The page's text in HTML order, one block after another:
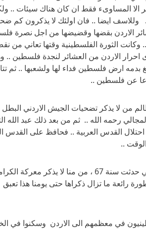
الا المساوىء فقط ان كان هناك سيئات ..
وللاسف ايضا .. فان اولئك لا يذكرون كم
الاردن بقضها وقضيضها من اجل نصرة
وكانت الثورة الفلسطينية وقتها تعاني من
احرار الاردن من العشائر لنجدة
ارض فلسطين فداء لها ولشعبها .. ثم
عن فلسطين ..
سنة 1948 ، ظالم من لا يذكر تضحيات الجيش
رحمه الله .. ثم من بعد ذلك عبد الله
القدس العربية .. فحافظ على القدس
..
حتى بعد النكسة التي حدثت سنة 67 ، من منا
رائعة ما تزال ذكراها حتى يومنا هذا تعبق
في معظمهم الى الاردن وسكنوا في